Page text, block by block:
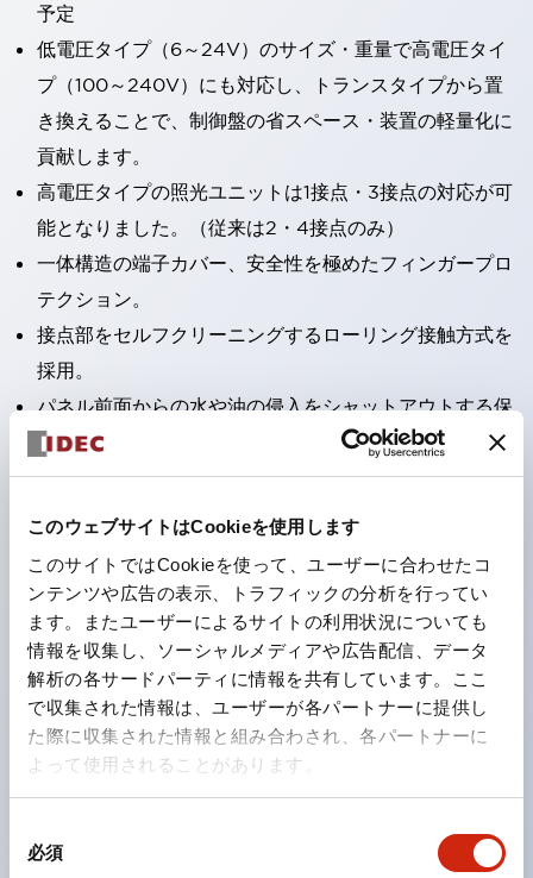
このウェブサイトはCookieを使用します
このサイトではCookieを使って、ユーザーに合わせたコ
ンテンツや広告の表示、トラフィックの分析を行ってい
ます。またユーザーによるサイトの利用状況についても
情報を収集し、ソーシャルメディアや広告配信、データ
解析の各サードパーティに情報を共有しています。ここ
で収集された情報は、ユーザーが各パートナーに提供し
た際に収集された情報と組み合わされ、各パートナーに
よって使用されることがあります。
必須
予定
低電圧タイプ（6～24V）のサイズ・重量で高電圧タイ
プ（100～240V）にも対応し、トランスタイプから置
き換えることで、制御盤の省スペース・装置の軽量化に
貢献します。
高電圧タイプの照光ユニットは1接点・3接点の対応が可
能となりました。（従来は2・4接点のみ）
一体構造の端子カバー、安全性を極めたフィンガープロ
テクション。
接点部をセルフクリーニングするローリング接触方式を
採用。
パネル前面からの水や油の侵入をシャットアウトする保
護構造：IP65。（ただし2点押ボタンスイッチは
IP40）
2つの独立した動作の押ボタンスイッチと表示灯の3つ
チも完備。
ワールドワイドなニーズに対応する各種電圧を完備。
1つで6色の役をこなすLED球（LSRD球）。これまで色
ごとに分かれていたLED球を、1色のLED球で各色を表
現できるようにしました。
カラーユニバーサルデザインに対応。表示灯（角平形）
の点灯/消灯の認識および、点灯時のランプ色の識別が
ISO 3864-4安全色に対応。危険時や緊急事態時の色表